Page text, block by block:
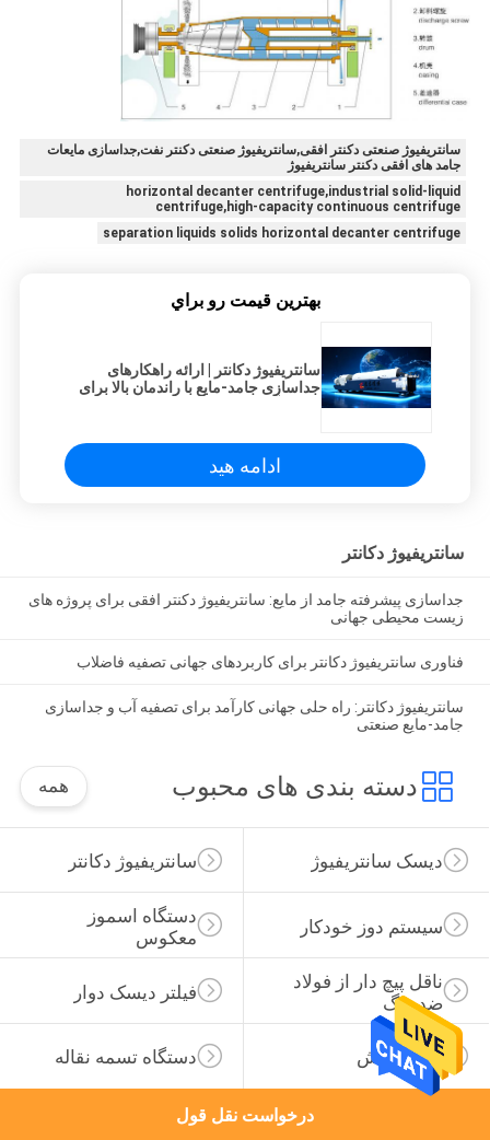
سانتریفیوژ صنعتی دکنتر افقی,سانتریفیوژ صنعتی دکنتر نفت,جداسازی مایعات
جامد های افقی دکنتر سانتریفیوژ
horizontal decanter centrifuge,industrial solid-liquid
centrifuge,high-capacity continuous centrifuge
separation liquids solids horizontal decanter centrifuge
بهترين قيمت رو براي
سانتریفیوژ دکانتر | ارائه راهکارهای
جداسازی جامد-مایع با راندمان بالا برای
ادامه هید
سانتریفیوژ دکانتر
جداسازی پیشرفته جامد از مایع: سانتریفیوژ دکنتر افقی برای پروژه های
زیست محیطی جهانی
فناوری سانتریفیوژ دکانتر برای کاربردهای جهانی تصفیه فاضلاب
سانتریفیوژ دکانتر: راه حلی جهانی کارآمد برای تصفیه آب و جداسازی
جامد-مایع صنعتی
دسته بندی های محبوب همه
سانتریفیوژ دکانتر دیسک سانتریفیوژ
دستگاه اسموز
معکوس
سیستم دوز خودکار
فیلتر دیسک دوار
ناقل پیچ دار از فولاد
ضد زنگ
دستگاه تسمه نقاله لجن خراش
درخواست نقل قول